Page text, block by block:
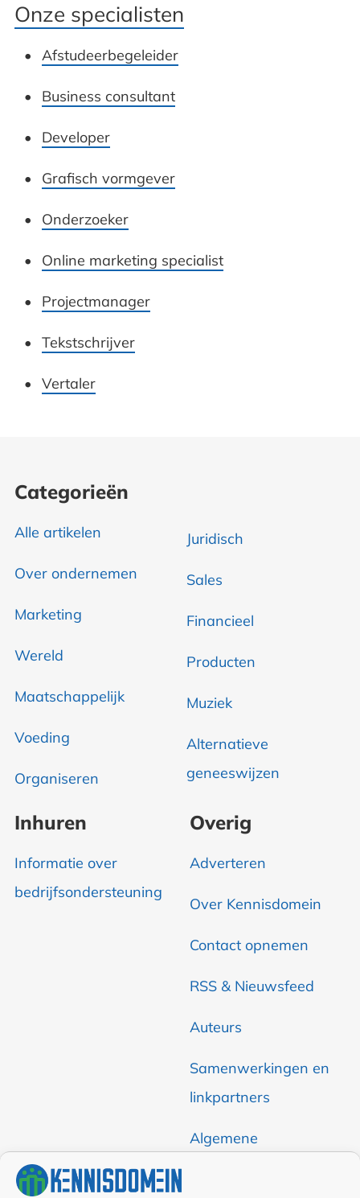
Onze specialisten
Afstudeerbegeleider
Business consultant
Developer
Grafisch vormgever
Onderzoeker
Online marketing specialist
Projectmanager
Tekstschrijver
Vertaler
Categorieën
Alle artikelen
Over ondernemen
Marketing
Wereld
Maatschappelijk
Voeding
Organiseren
Juridisch
Sales
Financieel
Producten
Muziek
Alternatieve
geneeswijzen
Inhuren
Informatie over
bedrijfsondersteuning
Overig
Adverteren
Over Kennisdomein
Contact opnemen
RSS & Nieuwsfeed
Auteurs
Samenwerkingen en
linkpartners
Algemene